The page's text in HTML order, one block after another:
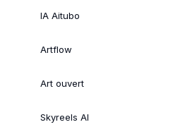
IA Aitubo
Artflow
Art ouvert
Skyreels AI